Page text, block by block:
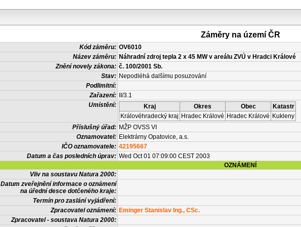
Záměry na území ČR
Kód záměru: OV6010
Název záměru: Náhradní zdroj tepla 2 x 45 MW v areálu ZVÚ v Hradci Králové
Znění novely zákona: č. 100/2001 Sb.
Stav: Nepodléhá dalšímu posuzování
Podlimitní:
Zařazení:
II/3.1
Umístění:
Kraj Okres Obec
Katastr
Královéhradecký kraj Hradec Králové Hradec Králové Kukleny
Příslušný úřad: MŽP OVSS VI
Oznamovatel: Elektrárny Opatovice, a.s.
IČO oznamovatele: 42195667
Datum a čas posledních úprav: Wed Oct 01 07:09:00 CEST 2003
OZNÁMENÍ
Vliv na soustavu Natura 2000:
Datum zveřejnění informace o oznámení
na úřední desce dotčeného kraje:
Termín pro zaslání vyjádření:
Zpracovatel oznámení: Eminger Stanislav Ing., CSc.
Zpracovatel - soustava Natura 2000: